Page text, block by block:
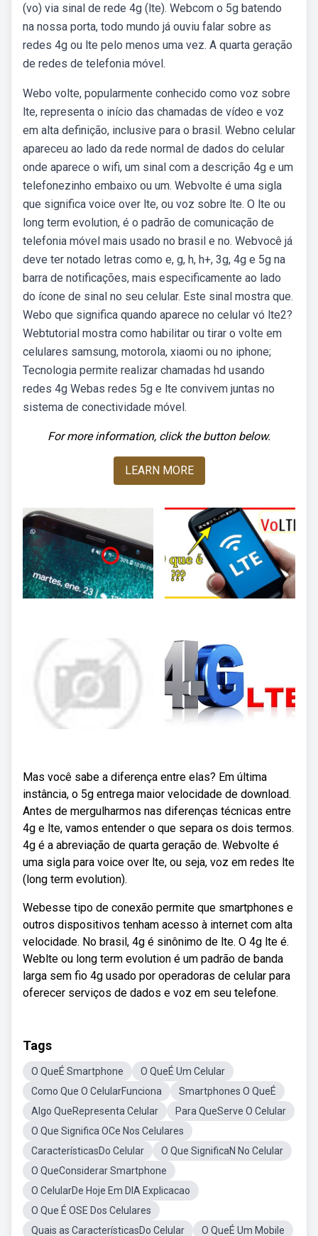
(vo) via sinal de rede 4g (lte). Webcom o 5g batendo
na nossa porta, todo mundo já ouviu falar sobre as
redes 4g ou lte pelo menos uma vez. A quarta geração
de redes de telefonia móvel.
Webo volte, popularmente conhecido como voz sobre
lte, representa o início das chamadas de vídeo e voz
em alta definição, inclusive para o brasil. Webno celular
apareceu ao lado da rede normal de dados do celular
onde aparece o wifi, um sinal com a descrição 4g e um
telefonezinho embaixo ou um. Webvolte é uma sigla
que significa voice over lte, ou voz sobre lte. O lte ou
long term evolution, é o padrão de comunicação de
telefonia móvel mais usado no brasil e no. Webvocê já
deve ter notado letras como e, g, h, h+, 3g, 4g e 5g na
barra de notificações, mais especificamente ao lado
do ícone de sinal no seu celular. Este sinal mostra que.
Webo que significa quando aparece no celular vó lte2?
Webtutorial mostra como habilitar ou tirar o volte em
celulares samsung, motorola, xiaomi ou no iphone;
Tecnologia permite realizar chamadas hd usando
redes 4g Webas redes 5g e lte convivem juntas no
sistema de conectividade móvel.
For more information, click the button below.
LEARN MORE
Mas você sabe a diferença entre elas? Em última
instância, o 5g entrega maior velocidade de download.
Antes de mergulharmos nas diferenças técnicas entre
4g e lte, vamos entender o que separa os dois termos.
4g é a abreviação de quarta geração de. Webvolte é
uma sigla para voice over lte, ou seja, voz em redes lte
(long term evolution).
Webesse tipo de conexão permite que smartphones e
outros dispositivos tenham acesso à internet com alta
velocidade. No brasil, 4g é sinônimo de lte. O 4g lte é.
Weblte ou long term evolution é um padrão de banda
larga sem fio 4g usado por operadoras de celular para
oferecer serviços de dados e voz em seu telefone.
Tags
O QueÉ Smartphone
O QueÉ Um Celular
Como Que O CelularFunciona
Smartphones O QueÉ
Algo QueRepresenta Celular
Para QueServe O Celular
O Que Significa OCe Nos Celulares
CaracterísticasDo Celular
O Que SignificaN No Celular
O QueConsiderar Smartphone
O CelularDe Hoje Em DIA Explicacao
O Que É OSE Dos Celulares
Quais as CaracterísticasDo Celular
O QueÉ Um Mobile